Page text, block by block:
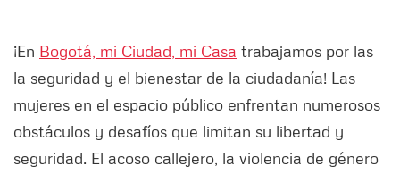
¡En Bogotá, mi Ciudad, mi Casa trabajamos por las
la seguridad y el bienestar de la ciudadanía! Las
mujeres en el espacio público enfrentan numerosos
obstáculos y desafíos que limitan su libertad y
seguridad. El acoso callejero, la violencia de género